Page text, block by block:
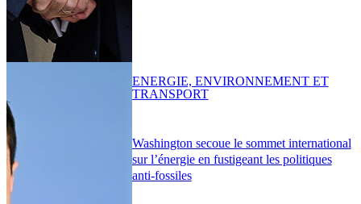
Washington secoue le sommet international
sur l’énergie en fustigeant les politiques
anti-fossiles
ENERGIE, ENVIRONNEMENT ET
TRANSPORT